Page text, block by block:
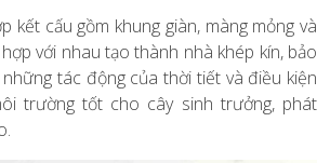
kết cấu gồm khung giàn, màng mỏng và
với nhau tạo thành nhà khép kín, bảo
tác động của thời tiết và điều kiện
trường tốt cho cây sinh trưởng, phát